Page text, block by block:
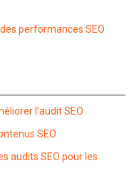
performances SEO
l’audit SEO
SEO
audits SEO pour les